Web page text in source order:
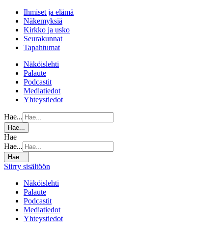
Ihmiset ja elämä
Näkemyksiä
Kirkko ja usko
Seurakunnat
Tapahtumat
Näköislehti
Palaute
Podcastit
Mediatiedot
Yhteystiedot
Hae...
Hae...
Hae
Hae...
Hae...
Siirry sisältöön
Näköislehti
Palaute
Podcastit
Mediatiedot
Yhteystiedot